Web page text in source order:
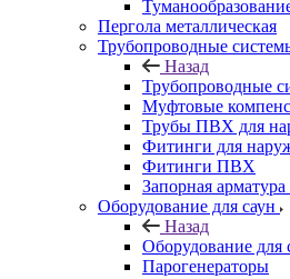
Пергола металлическая
Трубопроводные
Назад
Трубопроводные
Муфтовые
Трубы ПВХ для
Фитинги для
Фитинги ПВХ
Запорная
Оборудование для саун
Назад
Оборудование для
Парогенераторы